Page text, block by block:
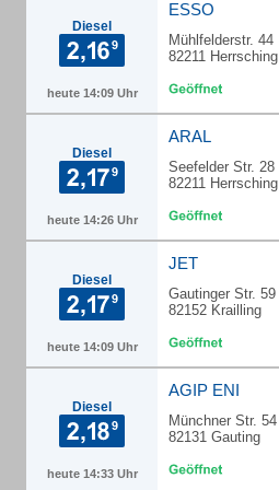
Diesel
heute 14:09 Uhr
ESSO
Mühlfelderstr. 44
82211 Herrsching
Diesel
heute 14:26 Uhr
ARAL
Seefelder Str. 28
82211 Herrsching
Diesel
heute 14:09 Uhr
JET
Gautinger Str. 59
82152 Krailling
Diesel
heute 14:33 Uhr
AGIP ENI
Münchner Str. 54
82131 Gauting